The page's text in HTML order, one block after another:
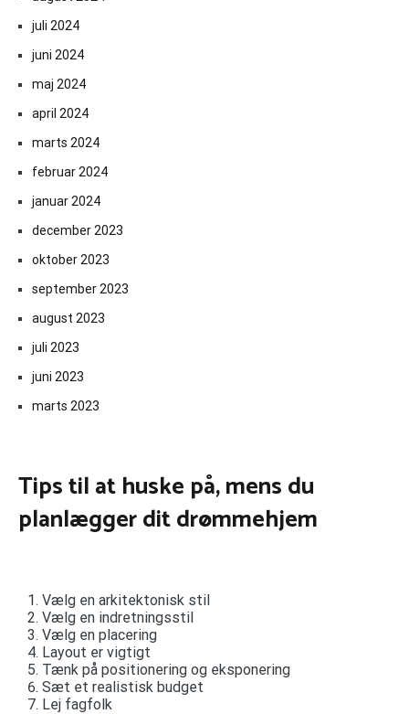
juli 2024
juni 2024
maj 2024
april 2024
marts 2024
februar 2024
januar 2024
december 2023
oktober 2023
september 2023
august 2023
juli 2023
juni 2023
marts 2023
Tips til at huske på, mens du
planlægger dit drømmehjem
Vælg en arkitektonisk stil
Vælg en indretningsstil
Vælg en placering
Layout er vigtigt
Tænk på positionering og eksponering
Sæt et realistisk budget
Lej fagfolk